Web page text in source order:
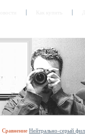
Сравнение Hейтрально-серый